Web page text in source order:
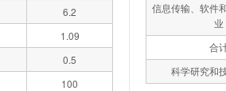
6.2
1.09
0.5
100
信息传输、软件
业
合
科学研究和